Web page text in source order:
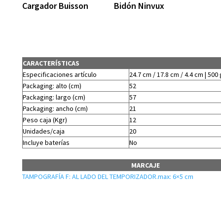
Cargador Buisson Bidón Ninvux
CARACTERÍSTICAS
Especificaciones artículo
24.7 cm / 17.8 cm / 4.4 cm | 500
Packaging: alto (cm)
52
Packaging: largo (cm)
57
Packaging: ancho (cm)
21
Peso caja (Kgr)
12
Unidades/caja
20
Incluye baterías
No
MARCAJE
TAMPOGRAFÍA F: AL LADO DEL TEMPORIZADOR.max: 6×5 cm